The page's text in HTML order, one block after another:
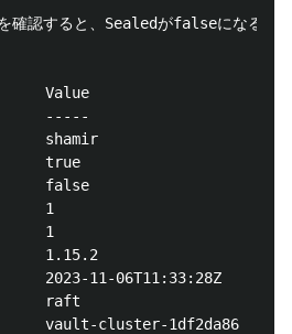
認すると、Sealedがfalseになる
Value
-----
shamir
true
false
1
1
1.15.2
2023-11-06T11:33:28Z
raft
vault-cluster-1df2da86